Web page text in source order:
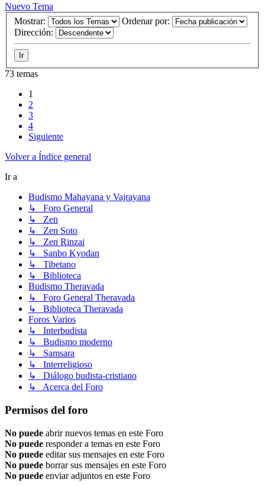
Nuevo Tema
Mostrar:
Ordenar por:
Dirección:
73 temas
1
2
3
4
Siguiente
Volver a Índice general
Ir a
Budismo Mahayana y Vajrayana
↳ Foro General
↳ Zen
↳ Zen Soto
↳ Zen Rinzai
↳ Sanbo Kyodan
↳ Tibetano
↳ Biblioteca
Budismo Theravada
↳ Foro General Theravada
↳ Biblioteca Theravada
Foros Varios
↳ Interbudista
↳ Budismo moderno
↳ Samsara
↳ Interreligioso
↳ Diálogo budista-cristiano
↳ Acerca del Foro
Permisos del foro
No puede abrir nuevos temas en este Foro
No puede responder a temas en este Foro
No puede editar sus mensajes en este Foro
No puede borrar sus mensajes en este Foro
No puede enviar adjuntos en este Foro